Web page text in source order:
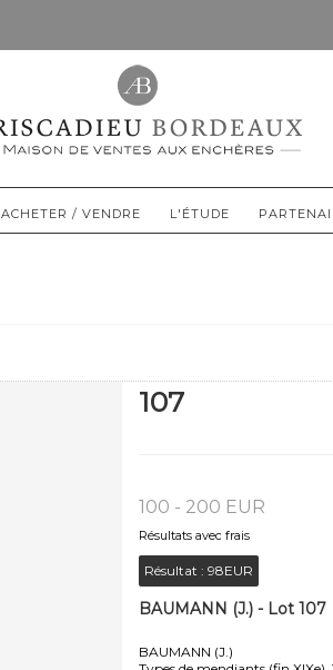
ACHETER / VENDRE L'ÉTUDE
107
100 - 200 EUR
Résultats avec frais
Résultat : 98EUR
BAUMANN (J.) - Lot 107
BAUMANN (J.)